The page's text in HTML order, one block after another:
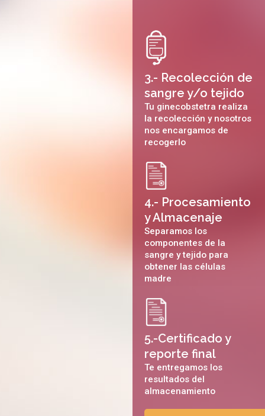
3.- Recolección de
sangre y/o tejido
Tu ginecobstetra realiza
la recolección y nosotros
nos encargamos de
recogerlo
4.- Procesamiento
y Almacenaje
Separamos los
componentes de la
sangre y tejido para
obtener las células
madre
5.-Certificado y
reporte final
Te entregamos los
resultados del
almacenamiento